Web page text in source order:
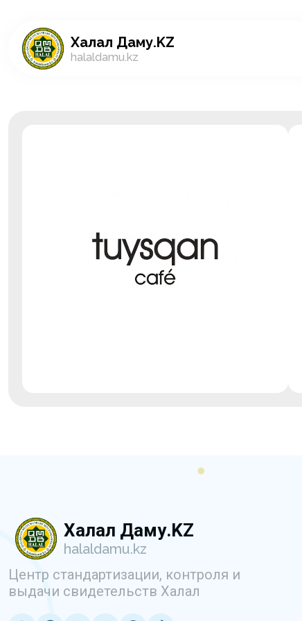
Халал Даму.KZ
halaldamu.kz
Халал Даму.KZ
halaldamu.kz
Центр стандартизации, контроля и
выдачи свидетельств Халал